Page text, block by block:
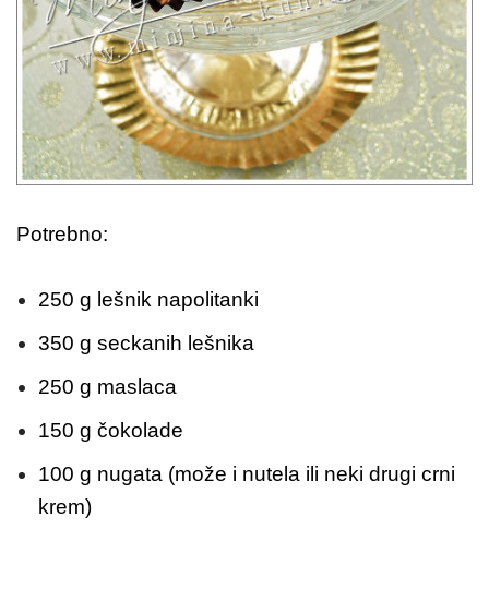
Potrebno:
250 g lešnik napolitanki
350 g seckanih lešnika
250 g maslaca
150 g čokolade
100 g nugata (može i nutela ili neki drugi crni
krem)